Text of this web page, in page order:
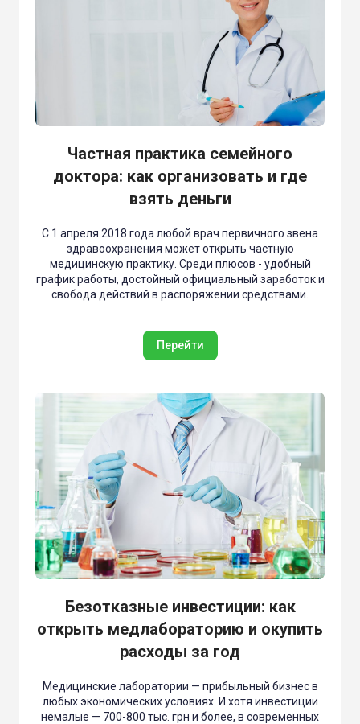
Частная практика семейного
доктора: как организовать и где
взять деньги
С 1 апреля 2018 года любой врач первичного звена
здравоохранения может открыть частную
медицинскую практику. Среди плюсов - удобный
график работы, достойный официальный заработок и
свобода действий в распоряжении средствами.
Перейти
Безотказные инвестиции: как
открыть медлабораторию и окупить
расходы за год
Медицинские лаборатории — прибыльный бизнес в
любых экономических условиях. И хотя инвестиции
немалые — 700-800 тыс. грн и более, в современных